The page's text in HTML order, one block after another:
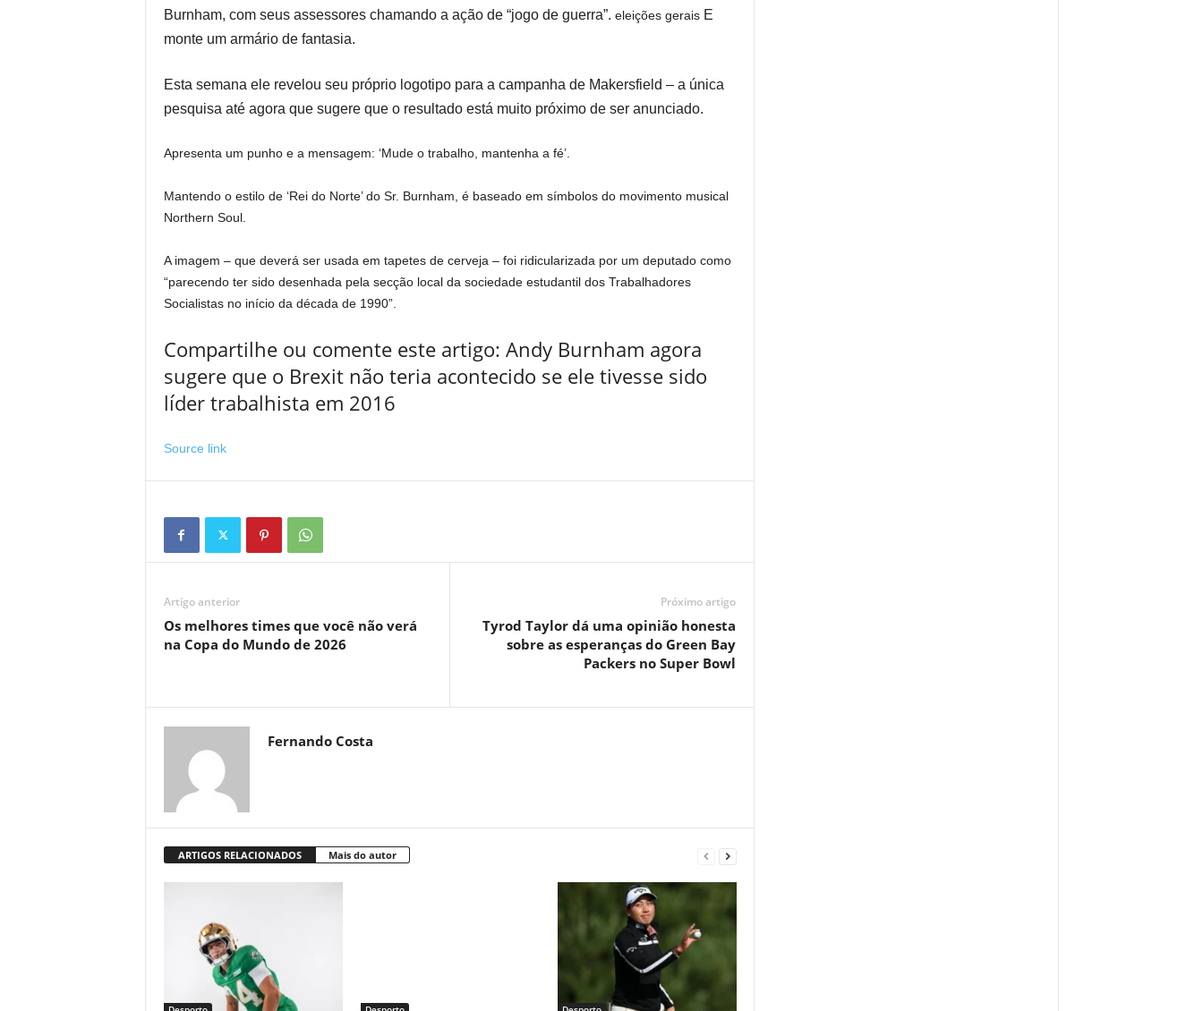
Burnham, com seus assessores chamando a ação de “jogo de guerra”. eleições geraisE
monte um armário de fantasia.
Esta semana ele revelou seu próprio logotipo para a campanha de Makersfield – a única
pesquisa até agora que sugere que o resultado está muito próximo de ser anunciado.
Apresenta um punho e a mensagem: ‘Mude o trabalho, mantenha a fé’.
Mantendo o estilo de ‘Rei do Norte’ do Sr. Burnham, é baseado em símbolos do movimento musical
Northern Soul.
A imagem – que deverá ser usada em tapetes de cerveja – foi ridicularizada por um deputado como
“parecendo ter sido desenhada pela secção local da sociedade estudantil dos Trabalhadores
Socialistas no início da década de 1990”.
Compartilhe ou comente este artigo: Andy Burnham agora
sugere que o Brexit não teria acontecido se ele tivesse sido
líder trabalhista em 2016
Source link
Artigo anterior
Os melhores times que você não verá
na Copa do Mundo de 2026
Próximo artigo
Tyrod Taylor dá uma opinião honesta
sobre as esperanças do Green Bay
Packers no Super Bowl
Fernando Costa
ARTIGOS RELACIONADOS Mais do autor